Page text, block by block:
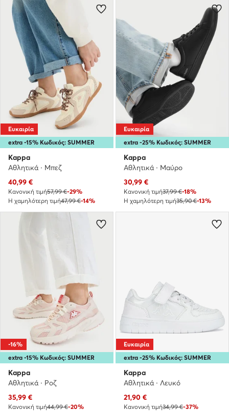
extra -15% Κωδικός: SUMMER
Ευκαιρία
Kappa
Αθλητικά · Μπεζ
Τρέχουσα τιμή
40,99 €
Κανονική τιμή57,99 €-29%
Η χαμηλότερη τιμή47,99 €-14%
extra -25% Κωδικός: SUMMER
Ευκαιρία
Kappa
Αθλητικά · Μαύρο
Τρέχουσα τιμή
30,99 €
Κανονική τιμή37,99 €-18%
Η χαμηλότερη τιμή35,90 €-13%
extra -15% Κωδικός: SUMMER
-16%
Kappa
Αθλητικά · Ροζ
Τρέχουσα τιμή
35,99 €
Κανονική τιμή44,99 €-20%
extra -25% Κωδικός: SUMMER
Ευκαιρία
Kappa
Αθλητικά · Λευκό
Τρέχουσα τιμή
21,90 €
Κανονική τιμή34,99 €-37%